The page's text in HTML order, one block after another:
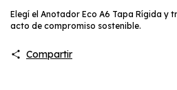
Elegí el Anotador Eco A6 Tapa Rígida y
acto de compromiso sostenible.
Compartir